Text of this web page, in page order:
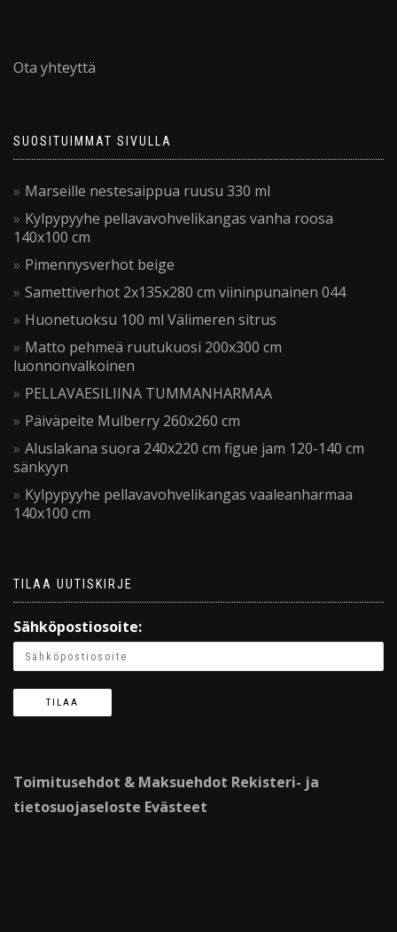
Ota yhteyttä
SUOSITUIMMAT SIVULLA
Marseille nestesaippua ruusu 330 ml
Kylpypyyhe pellavavohvelikangas vanha roosa
140x100 cm
Pimennysverhot beige
Samettiverhot 2x135x280 cm viininpunainen 044
Huonetuoksu 100 ml Välimeren sitrus
Matto pehmeä ruutukuosi 200x300 cm
luonnonvalkoinen
PELLAVAESILIINA TUMMANHARMAA
Päiväpeite Mulberry 260x260 cm
Aluslakana suora 240x220 cm figue jam 120-140 cm
sänkyyn
Kylpypyyhe pellavavohvelikangas vaaleanharmaa
140x100 cm
TILAA UUTISKIRJE
Sähköpostiosoite:
Toimitusehdot & Maksuehdot Rekisteri- ja
tietosuojaseloste Evästeet